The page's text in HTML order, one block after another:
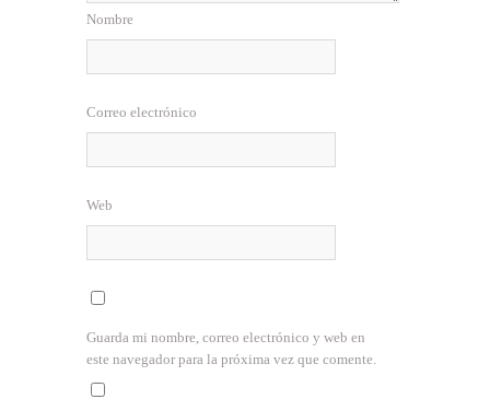
Nombre
Correo electrónico
Web
Guarda mi nombre, correo electrónico y web en
este navegador para la próxima vez que comente.